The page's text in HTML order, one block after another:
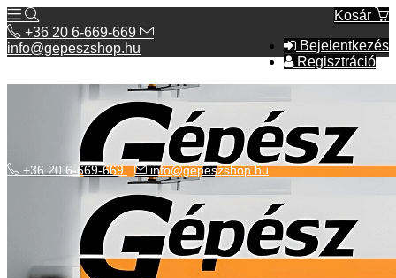
Kosár
Bejelentkezés
Regisztráció
+36 20 6-669-669
info@gepeszshop.hu
+36 20 6-669-669 info@gepeszshop.hu